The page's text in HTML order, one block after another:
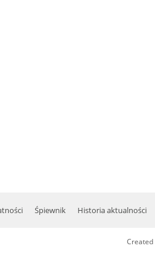
Śpiewnik Historia aktualności
Created